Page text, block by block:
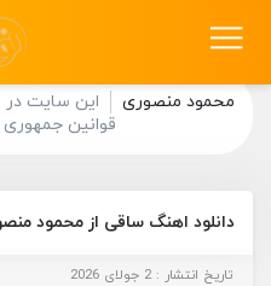
محمود منصوری
این سایت در
قوانین
دانلود اهنگ ساقی از محمود
تاریخ انتشار : 2 جولای 2026